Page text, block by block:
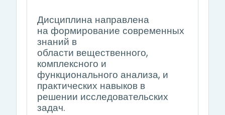
Дисциплина направлена
на формирование современных
знаний в
области вещественного,
комплексного и
функционального анализа, и
практических навыков в
решении исследовательских
задач.